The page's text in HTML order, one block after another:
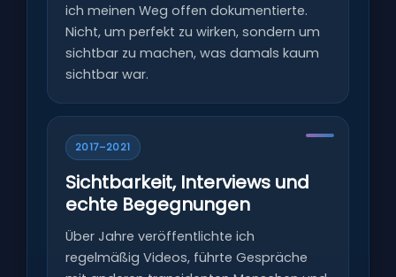
ich meinen Weg offen dokumentierte.
Nicht, um perfekt zu wirken, sondern um
sichtbar zu machen, was damals kaum
sichtbar war.
2017–2021
Sichtbarkeit, Interviews und
echte Begegnungen
Über Jahre veröffentlichte ich
regelmäßig Videos, führte Gespräche